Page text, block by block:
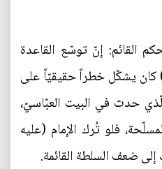
القائم: إنّ توسّع القاعدة
كان يشكّل خطراً حقيقيّاً على
حدث في البيت العبّاسيّ،
فلو تُرك الإمام (عليه
إلى ضعف السلطة القائمة.